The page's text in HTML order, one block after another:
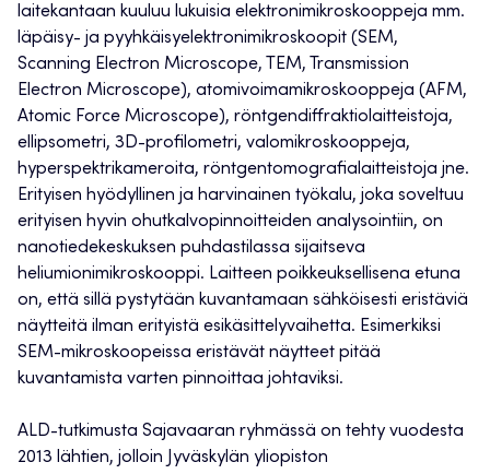
laitekantaan kuuluu lukuisia elektronimikroskooppeja mm.
läpäisy- ja pyyhkäisyelektronimikroskoopit (SEM,
Scanning Electron Microscope, TEM, Transmission
Electron Microscope), atomivoimamikroskooppeja (AFM,
Atomic Force Microscope), röntgendiffraktiolaitteistoja,
ellipsometri, 3D-profilometri, valomikroskooppeja,
hyperspektrikameroita, röntgentomografialaitteistoja jne.
Erityisen hyödyllinen ja harvinainen työkalu, joka soveltuu
erityisen hyvin ohutkalvopinnoitteiden analysointiin, on
nanotiedekeskuksen puhdastilassa sijaitseva
heliumionimikroskooppi. Laitteen poikkeuksellisena etuna
on, että sillä pystytään kuvantamaan sähköisesti eristäviä
näytteitä ilman erityistä esikäsittelyvaihetta. Esimerkiksi
SEM-mikroskoopeissa eristävät näytteet pitää
kuvantamista varten pinnoittaa johtaviksi.
ALD-tutkimusta Sajavaaran ryhmässä on tehty vuodesta
2013 lähtien, jolloin Jyväskylän yliopiston